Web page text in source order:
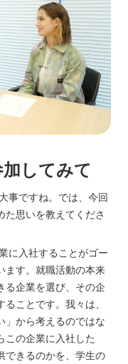
してみて
事ですね。では、今回
た思いを教えてくださ
に入社することがゴー
ます。就職活動の本来
る企業を選び、その企
ことです。我々は、
」から考えるのではな
この企業に入社した
できるのかを、学生の